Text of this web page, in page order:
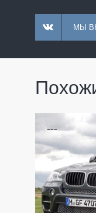
МЫ
---